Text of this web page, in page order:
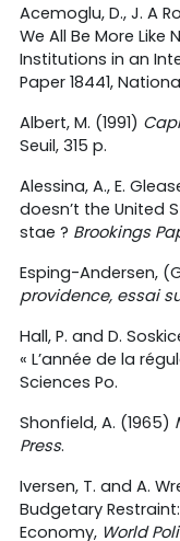
Acemoglu, D., J. A
We All Be More
Institutions in an
Paper 18441,
Albert, M. (1991)
Seuil, 315 p.
Alessina, A., E.
doesn’t the United
stae ? Brookings
Esping-Andersen,
providence, essai
Hall, P. and D.
« L’année de la
Sciences Po.
Shonfield, A. (1965)
Press.
Iversen, T. and A.
Budgetary
Economy, World